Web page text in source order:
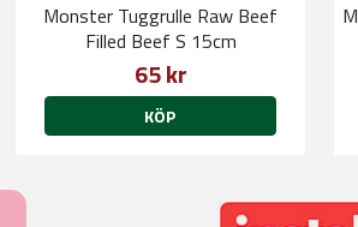
Monster Tuggrulle Raw Beef
Filled Beef S 15cm
65 kr
KÖP